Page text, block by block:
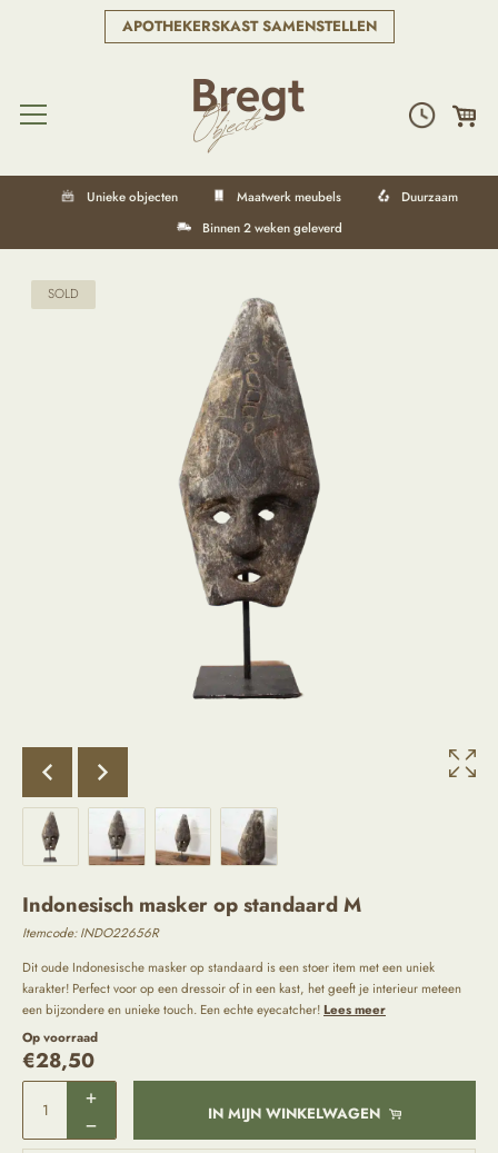
APOTHEKERSKAST SAMENSTELLEN
Unieke objecten Maatwerk meubels
Duurzaam
Binnen 2 weken geleverd
SOLD
Indonesisch masker op standaard M
Itemcode: INDO22656R
Dit oude Indonesische masker op standaard is een stoer item met een uniek
karakter! Perfect voor op een dressoir of in een kast, het geeft je interieur meteen
een bijzondere en unieke touch. Een echte eyecatcher!Lees meer
Op voorraad
€28,50
IN MIJN WINKELWAGEN